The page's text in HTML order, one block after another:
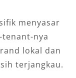
menyasar
nya
lokal dan
terjangkau.